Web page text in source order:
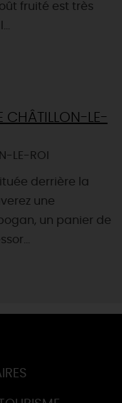
fruité est très
CHÂTILLON-LE-
LE-ROI
derrière la
une
un panier de